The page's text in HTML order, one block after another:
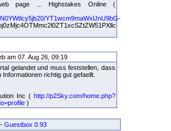
page ... Highstakes Online (
YT1wcm9maWxlJnU9bG-
am 07. Aug 26, 09:19
gelandet und muss feststellen, dass
richtig gut gefaellt.
Inc ( http://p2Sky.com/home.php?
)
- Guestbox 0.93